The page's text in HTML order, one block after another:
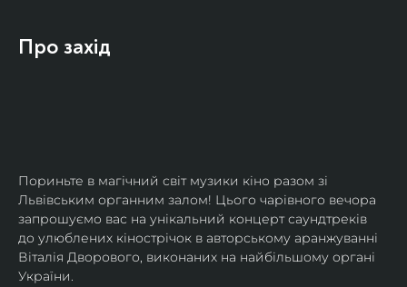
Про захід
Пориньте в магічний світ музики кіно разом зі
Львівським органним залом! Цього чарівного вечора
запрошуємо вас на унікальний концерт саундтреків
до улюблених кінострічок в авторському аранжуванні
Віталія Дворового, виконаних на найбільшому органі
України.